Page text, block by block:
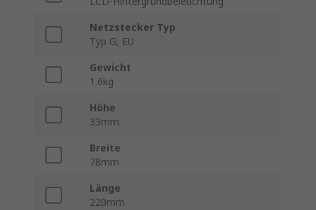
Netzstecker Typ
Typ G, EU
Gewicht
1.6kg
Höhe
33mm
Breite
78mm
Länge
220mm